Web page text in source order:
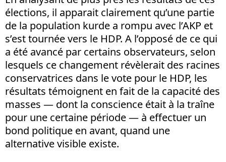
élections, il apparait clairement qu’une partie
de la population kurde a rompu avec l’AKP et
s’est tournée vers le HDP. A l’opposé de ce qui
a été avancé par certains observateurs, selon
lesquels ce changement révèlerait des racines
conservatrices dans le vote pour le HDP, les
résultats témoignent en fait de la capacité des
masses — dont la conscience était à la traîne
pour une certaine période — à effectuer un
bond politique en avant, quand une
alternative visible existe.